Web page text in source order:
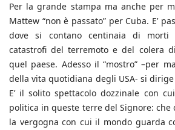
Per la grande stampa ma anche per
Mattew “non è passato” per Cuba. E’
dove si contano centinaia di morti
catastrofi del terremoto e del colera
quel paese. Adesso il “mostro” –per
della vita quotidiana degli USA- si dirige
E’ il solito spettacolo dozzinale con
politica in queste terre del Signore: che
la vergogna con cui il mondo guarda